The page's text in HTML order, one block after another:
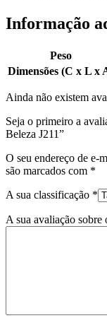
Informação
Peso
Dimensões (C x L x
Ainda não existem
Seja o primeiro a
Beleza J211”
O seu endereço de e-
são marcados com *
A sua classificação *
A sua avaliação sobre